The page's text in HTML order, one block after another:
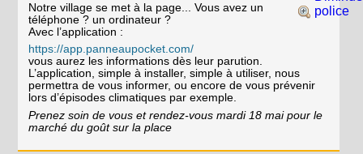
Notre village se met à la page... Vous avez un
téléphone ? un ordinateur ?
Avec l’application :
https://app.panneaupocket.com/
vous aurez les informations dès leur parution.
L’application, simple à installer, simple à utiliser, nous
permettra de vous informer, ou encore de vous prévenir
lors d’épisodes climatiques par exemple.
Prenez soin de vous et rendez-vous mardi 18 mai pour le
marché du goût sur la place